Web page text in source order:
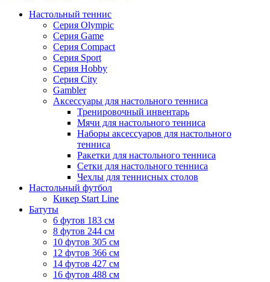
Настольный теннис
Серия Olympic
Серия Game
Серия Compact
Серия Sport
Серия Hobby
Серия City
Gambler
Аксессуары для настольного тенниса
Тренировочный инвентарь
Мячи для настольного тенниса
Наборы аксессуаров для настольного
тенниса
Ракетки для настольного тенниса
Сетки для настольного тенниса
Чехлы для теннисных столов
Настольный футбол
Кикер Start Line
Батуты
6 футов 183 см
8 футов 244 см
10 футов 305 см
12 футов 366 см
14 футов 427 см
16 футов 488 см